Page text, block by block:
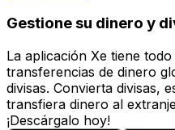
Gestione su dinero y
La aplicación Xe tiene
transferencias de dinero
divisas. Convierta divisas,
transfiera dinero al
¡Descárgalo hoy!